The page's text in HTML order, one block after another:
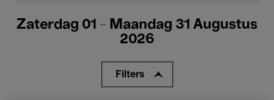
Zaterdag 01 - Maandag 31 Augustus
2026
Filters